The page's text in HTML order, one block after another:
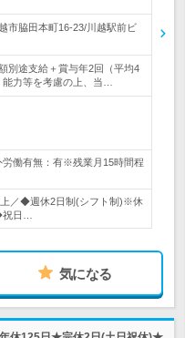
市脇田本町16-23/川越駅前ビ
別途支給＋賞与年2回（平均4
力等を考慮の上、当…
働有無：有※残業月15時間程
上／◆週休2日制(シフト制)※休
日…
気になる